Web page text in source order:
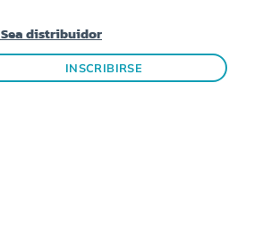
Sea distribuidor
INSCRIBIRSE